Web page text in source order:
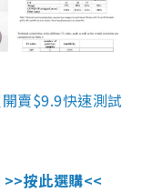
賣$9.9快速測試
>>按此選購<<